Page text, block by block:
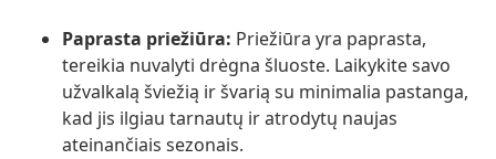
Paprasta priežiūra: Priežiūra yra paprasta,
tereikia nuvalyti drėgna šluoste. Laikykite savo
užvalkalą šviežią ir švarią su minimalia pastanga,
kad jis ilgiau tarnautų ir atrodytų naujas
ateinančiais sezonais.